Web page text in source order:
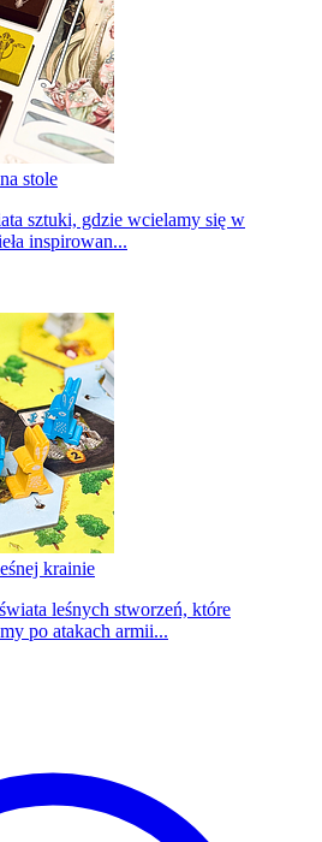
stole
sztuki, gdzie wcielamy się w
inspirowan...
krainie
leśnych stworzeń, które
po atakach armii...